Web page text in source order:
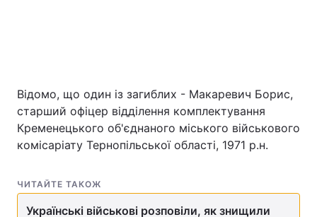
Відомо, що один із загиблих - Макаревич Борис,
старший офіцер відділення комплектування
Кременецького об'єднаного міського військового
комісаріату Тернопільської області, 1971 р.н.
ЧИТАЙТЕ ТАКОЖ
Українські військові розповіли, як знищили